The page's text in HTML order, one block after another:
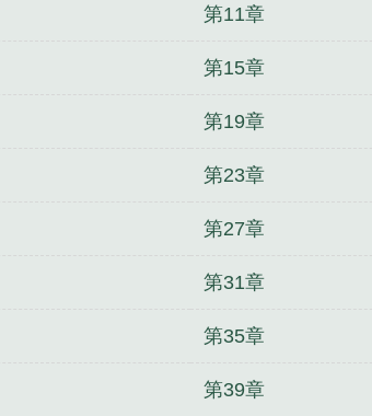
第11章
第15章
第19章
第23章
第27章
第31章
第35章
第39章